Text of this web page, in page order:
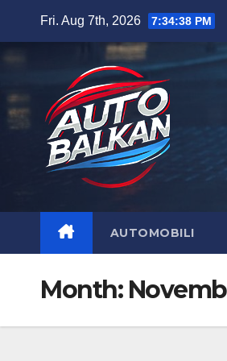
Fri. Aug 7th, 2026 7:34:40 PM
AUTOMOBILI
Month: